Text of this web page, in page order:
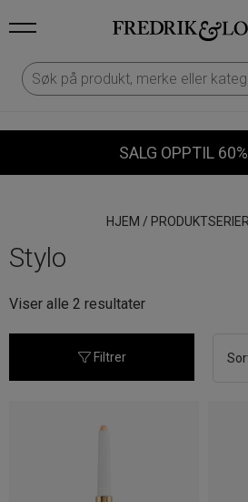
SALG OPPTIL 60%
HJEM / PRODUKTSERIER
Stylo
Viser alle 2 resultaterSortert
Filtrer